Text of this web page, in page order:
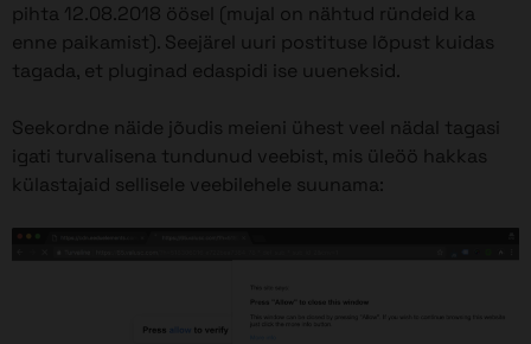
pihta 12.08.2018 öösel (mujal on nähtud ründeid ka
enne paikamist). Seejärel uuri postituse lõpust kuidas
tagada, et pluginad edaspidi ise uueneksid.
Seekordne näide jõudis meieni ühest veel nädal tagasi
igati turvalisena tundunud veebist, mis üleöö hakkas
külastajaid sellisele veebilehele suunama: